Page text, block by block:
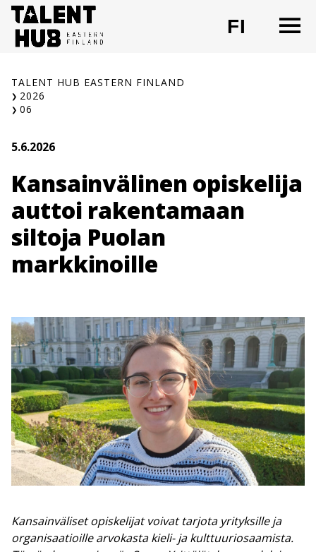
Siirry
sisältöön
FI
TALENT HUB EASTERN FINLAND
2026
06
5.6.2026
Kansainvälinen opiskelija
auttoi rakentamaan
siltoja Puolan
markkinoille
Kansainväliset opiskelijat voivat tarjota yrityksille ja
organisaatioille arvokasta kieli- ja kulttuuriosaamista.